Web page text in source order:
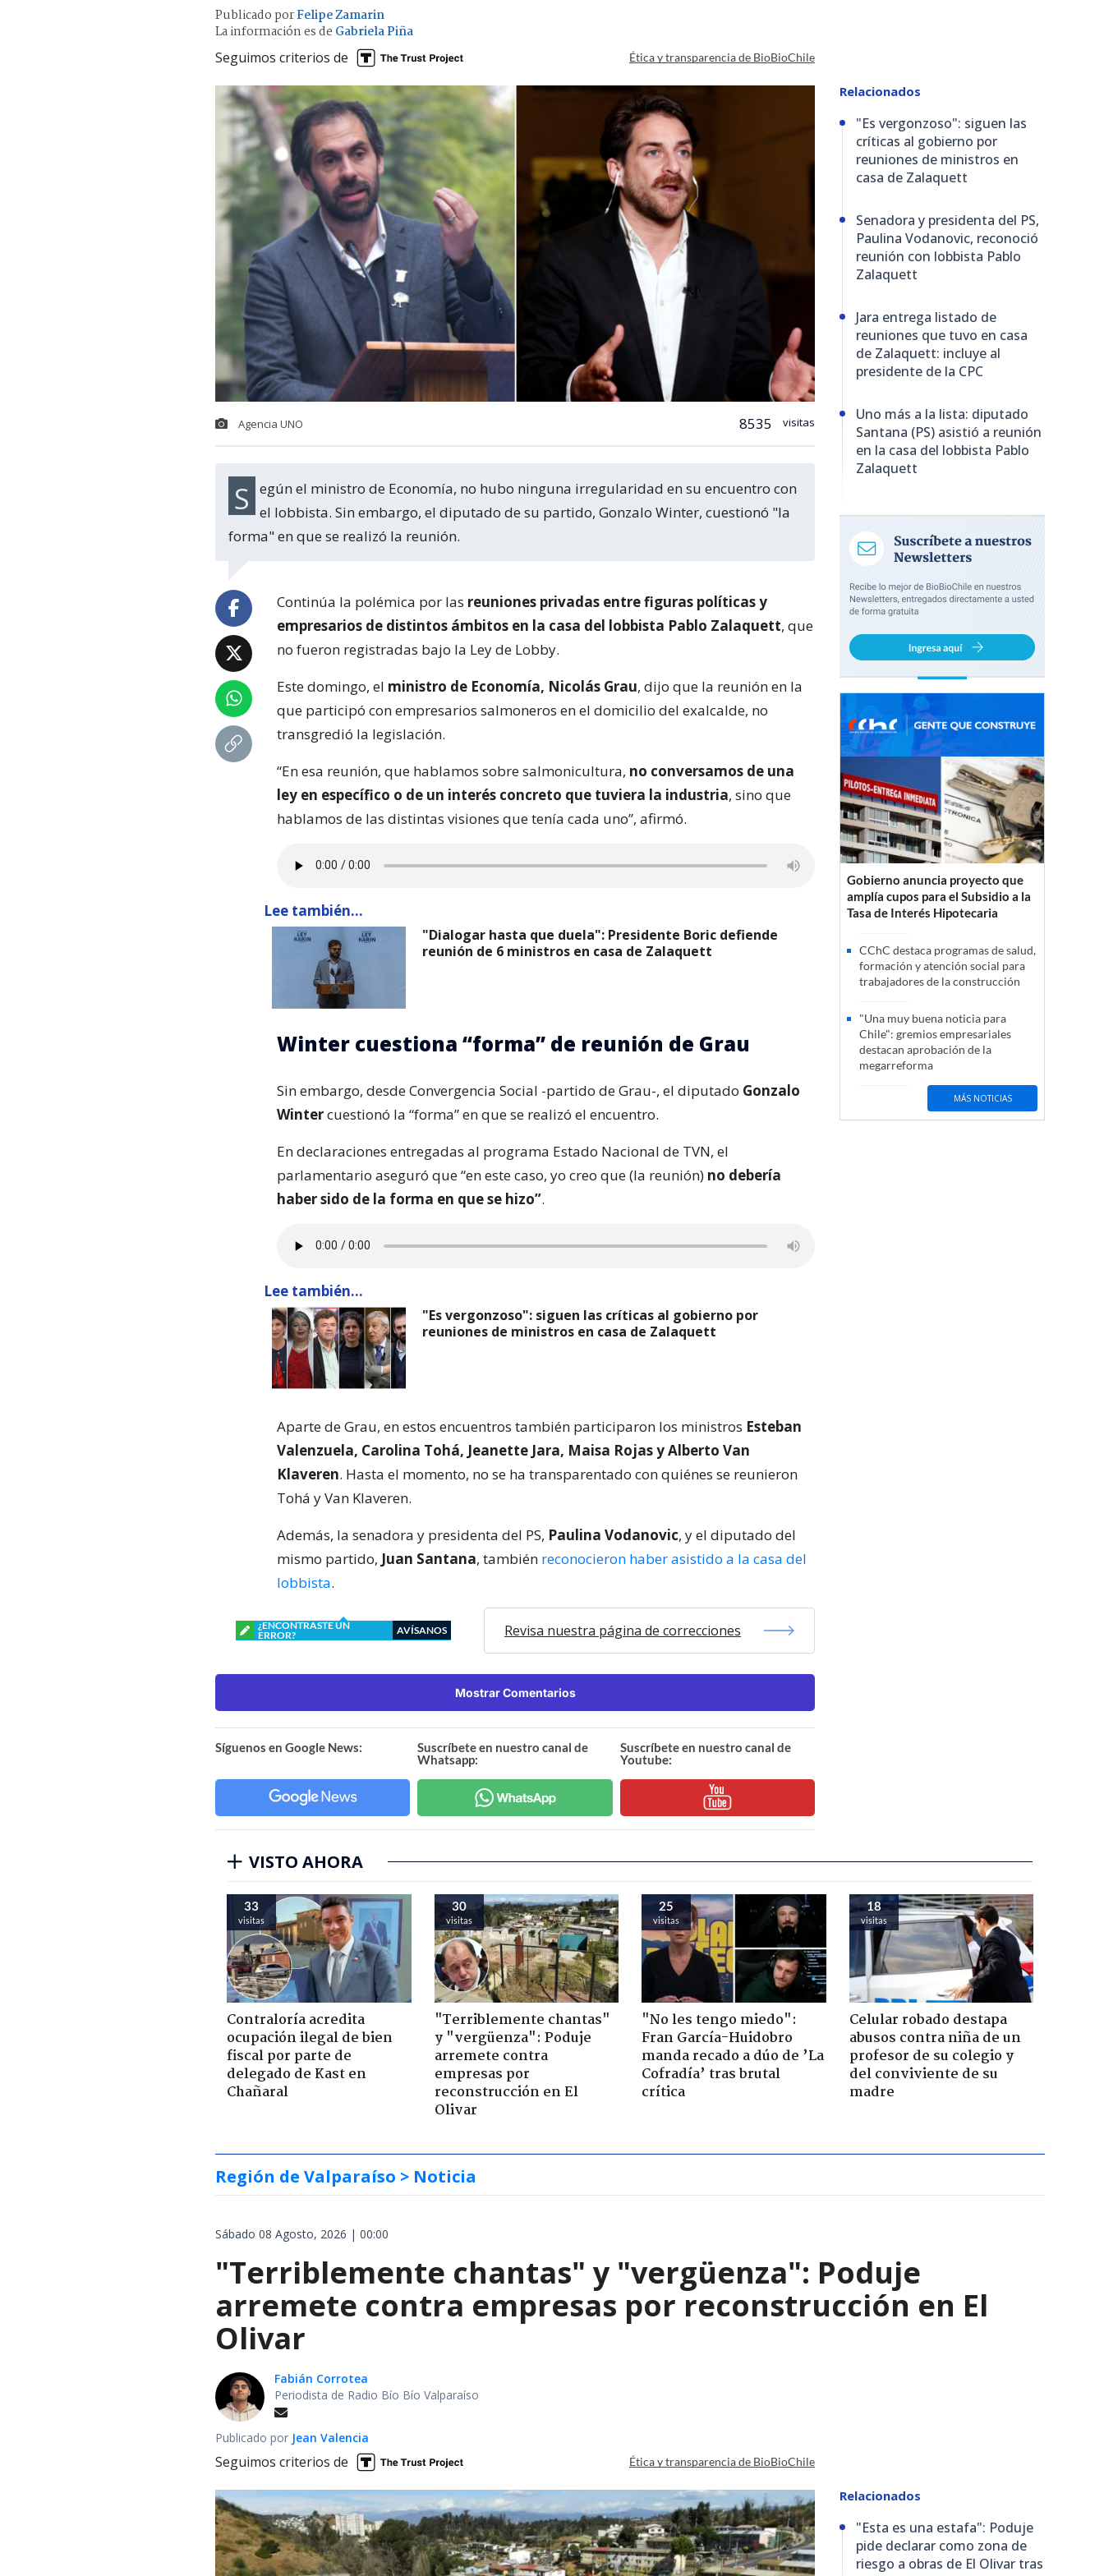
Publicado porFelipe Zamarin
La información es de Gabriela Piña
Seguimos criterios de Ética y transparencia de BioBioChile
Agencia UNO 8535 visitas
Según el ministro de Economía, no hubo ninguna irregularidad en su encuentro con
el lobbista. Sin embargo, el diputado de su partido, Gonzalo Winter, cuestionó "la
forma" en que se realizó la reunión.
Continúa la polémica por las reuniones privadas entre figuras políticas y
empresarios de distintos ámbitos en la casa del lobbista Pablo Zalaquett, que
no fueron registradas bajo la Ley de Lobby.
Este domingo, el ministro de Economía, Nicolás Grau, dijo que la reunión en la
que participó con empresarios salmoneros en el domicilio del exalcalde, no
transgredió la legislación.
“En esa reunión, que hablamos sobre salmonicultura, no conversamos de una
ley en específico o de un interés concreto que tuviera la industria, sino que
hablamos de las distintas visiones que tenía cada uno”, afirmó.
Lee también...
"Dialogar hasta que duela": Presidente Boric defiende
reunión de 6 ministros en casa de Zalaquett
Winter cuestiona “forma” de reunión de Grau
Sin embargo, desde Convergencia Social -partido de Grau-, el diputado Gonzalo
Wintercuestionó la “forma” en que se realizó el encuentro.
En declaraciones entregadas al programa Estado Nacional de TVN, el
parlamentario aseguró que “en este caso, yo creo que (la reunión) no debería
haber sido de la forma en que se hizo”.
Lee también...
"Es vergonzoso": siguen las críticas al gobierno por
reuniones de ministros en casa de Zalaquett
Aparte de Grau, en estos encuentros también participaron los ministros Esteban
Valenzuela, Carolina Tohá, Jeanette Jara, Maisa Rojas y Alberto Van
Klaveren. Hasta el momento, no se ha transparentado con quiénes se reunieron
Tohá y Van Klaveren.
Además, la senadora y presidenta del PS, Paulina Vodanovic, y el diputado del
mismo partido, Juan Santana, también reconocieron haber asistido a la casa del
lobbista.
¿ENCONTRASTE UN
ERROR?
AVÍSANOS Revisa nuestra página de correcciones
Mostrar Comentarios
Síguenos en Google News:
Suscríbete en nuestro canal de
Whatsapp:
Suscríbete en nuestro canal de
Youtube:
Relacionados
"Es vergonzoso": siguen las
críticas al gobierno por
reuniones de ministros en
casa de Zalaquett
Senadora y presidenta del PS,
Paulina Vodanovic, reconoció
reunión con lobbista Pablo
Zalaquett
Jara entrega listado de
reuniones que tuvo en casa
de Zalaquett: incluye al
presidente de la CPC
Uno más a la lista: diputado
Santana (PS) asistió a reunión
en la casa del lobbista Pablo
Zalaquett
Gobierno anuncia proyecto que
amplía cupos para el Subsidio a la
Tasa de Interés Hipotecaria
CChC destaca programas de salud,
formación y atención social para
trabajadores de la construcción
"Una muy buena noticia para
Chile": gremios empresariales
destacan aprobación de la
megarreforma
MÁS NOTICIAS
VISTO AHORA
33
visitas
Contraloría acredita
ocupación ilegal de bien
fiscal por parte de
delegado de Kast en
Chañaral
30
visitas
"Terriblemente chantas"
y "vergüenza": Poduje
arremete contra
empresas por
reconstrucción en El
Olivar
25
visitas
"No les tengo miedo":
Fran García-Huidobro
manda recado a dúo de ’La
Cofradía’ tras brutal
crítica
18
visitas
Celular robado destapa
abusos contra niña de un
profesor de su colegio y
del conviviente de su
madre
Región de Valparaíso > Noticia
Sábado 08 Agosto, 2026 | 00:00
"Terriblemente chantas" y "vergüenza": Poduje
arremete contra empresas por reconstrucción en El
Olivar
Fabián Corrotea
Periodista de Radio Bío Bío Valparaíso
Publicado por Jean Valencia
Seguimos criterios de Ética y transparencia de BioBioChile
Relacionados
"Esta es una estafa": Poduje
pide declarar como zona de
riesgo a obras de El Olivar tras